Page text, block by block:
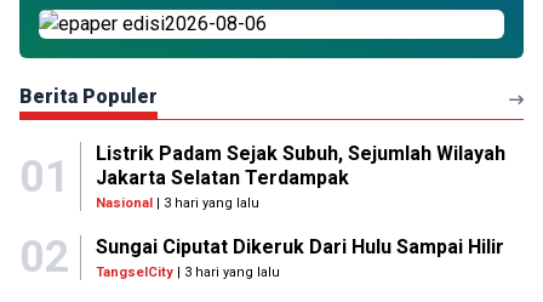
Berita Populer
01
Listrik Padam Sejak Subuh, Sejumlah Wilayah
Jakarta Selatan Terdampak
Nasional| 3 hari yang lalu
02 Sungai Ciputat Dikeruk Dari Hulu Sampai Hilir
TangselCity | 3 hari yang lalu